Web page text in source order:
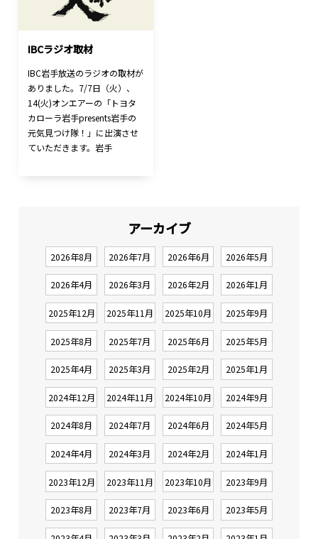
IBCラジオ取材
IBC岩手放送のラジオの取材が
ありました。7/7日（火）、
14(火)オンエアーの「トヨタ
カローラ岩手presents岩手の
元気見つけ隊！」に出演させ
ていただきます。岩手
アーカイブ
2026年8月 2026年7月 2026年6月 2026年5月
2026年4月 2026年3月 2026年2月 2026年1月
2025年12月 2025年11月 2025年10月 2025年9月
2025年8月 2025年7月 2025年6月 2025年5月
2025年4月 2025年3月 2025年2月 2025年1月
2024年12月 2024年11月 2024年10月 2024年9月
2024年8月 2024年7月 2024年6月 2024年5月
2024年4月 2024年3月 2024年2月 2024年1月
2023年12月 2023年11月 2023年10月 2023年9月
2023年8月 2023年7月 2023年6月 2023年5月